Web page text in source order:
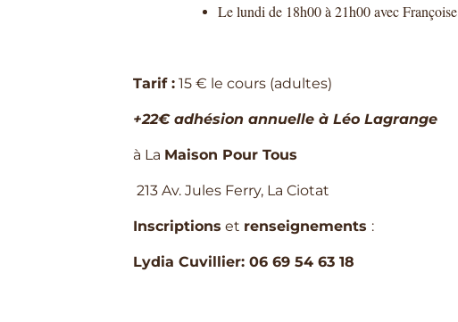
Le lundi de 18h00 à 21h00 avec Françoise
Tarif : 15 € le cours (adultes)
+22€ adhésion annuelle à Léo Lagrange
à La Maison Pour Tous
213 Av. Jules Ferry, La Ciotat
Inscriptions et renseignements :
Lydia Cuvillier: 06 69 54 63 18